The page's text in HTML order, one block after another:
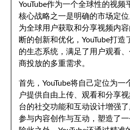
YouTube作为一个全球性的视频
核心战略之一是明确的市场定位
为全球用户获取和分享视频内
断的创新和优化，YouTube打
的生态系统，满足了用户观看
商投放的多重需求。
首先，YouTube将自己定位为一
户提供自由上传、观看和分享
台的社交功能和互动设计增强
参与内容创作与互动，塑造了一